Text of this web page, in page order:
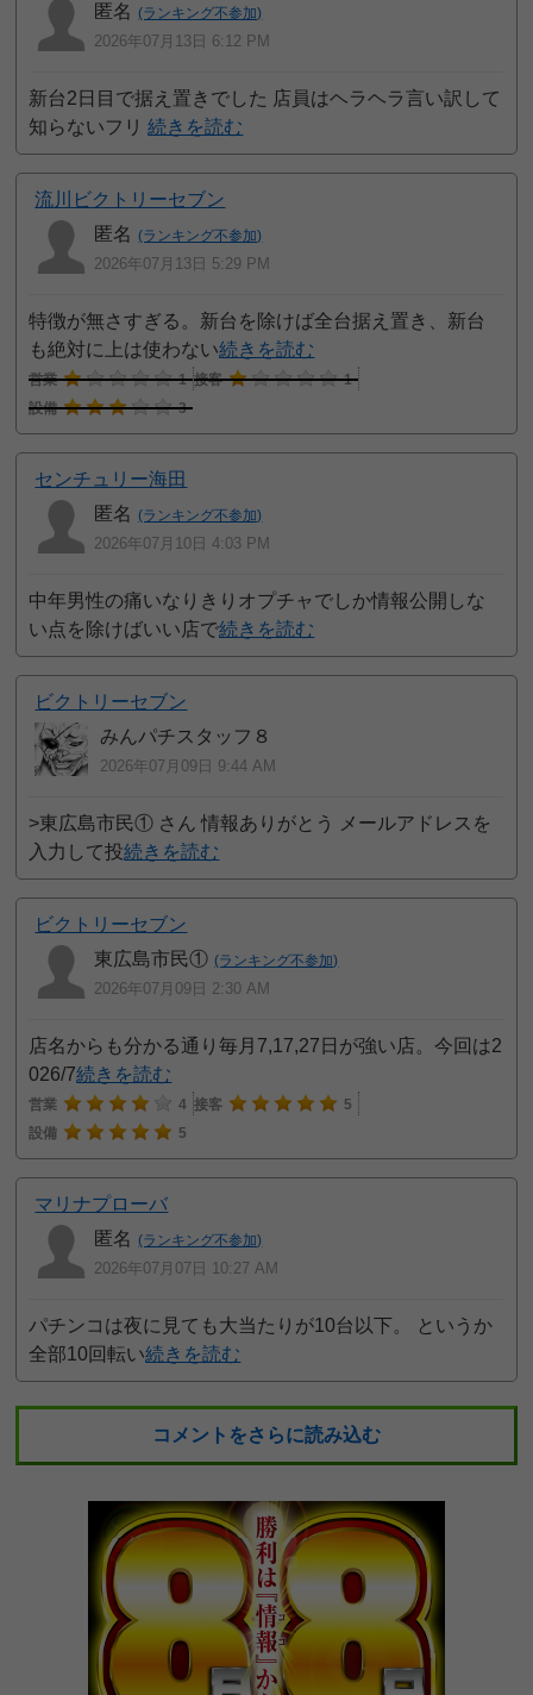
匿名 (ランキング不参加)
2026年07月13日 6:12 PM
新台2日目で据え置きでした 店員はヘラヘラ言い訳して
知らないフリ続きを読む
流川ビクトリーセブン
匿名 (ランキング不参加)
2026年07月13日 5:29 PM
特徴が無さすぎる。新台を除けば全台据え置き、新台
も絶対に上は使わない続きを読む
営業 1 接客
1
設備
3
センチュリー海田
匿名 (ランキング不参加)
2026年07月10日 4:03 PM
中年男性の痛いなりきりオプチャでしか情報公開しな
い点を除けばいい店で続きを読む
ビクトリーセブン
みんパチスタッフ８
2026年07月09日 9:44 AM
>東広島市民① さん 情報ありがとう メールアドレスを
入力して投続きを読む
ビクトリーセブン
東広島市民① (ランキング不参加)
2026年07月09日 2:30 AM
店名からも分かる通り毎月7,17,27日が強い店。今回は2
026/7続きを読む
営業 4 接客
5
設備
5
マリナプローバ
匿名 (ランキング不参加)
2026年07月07日 10:27 AM
パチンコは夜に見ても大当たりが10台以下。 というか
全部10回転い続きを読む
コメントをさらに読み込む